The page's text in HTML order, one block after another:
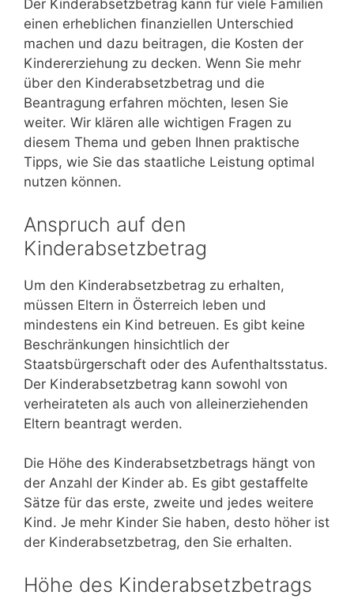
Der Kinderabsetzbetrag kann für viele Familien
einen erheblichen finanziellen Unterschied
machen und dazu beitragen, die Kosten der
Kindererziehung zu decken. Wenn Sie mehr
über den Kinderabsetzbetrag und die
Beantragung erfahren möchten, lesen Sie
weiter. Wir klären alle wichtigen Fragen zu
diesem Thema und geben Ihnen praktische
Tipps, wie Sie das staatliche Leistung optimal
nutzen können.
Anspruch auf den
Kinderabsetzbetrag
Um den Kinderabsetzbetrag zu erhalten,
müssen Eltern in Österreich leben und
mindestens ein Kind betreuen. Es gibt keine
Beschränkungen hinsichtlich der
Staatsbürgerschaft oder des Aufenthaltsstatus.
Der Kinderabsetzbetrag kann sowohl von
verheirateten als auch von alleinerziehenden
Eltern beantragt werden.
Die Höhe des Kinderabsetzbetrags hängt von
der Anzahl der Kinder ab. Es gibt gestaffelte
Sätze für das erste, zweite und jedes weitere
Kind. Je mehr Kinder Sie haben, desto höher ist
der Kinderabsetzbetrag, den Sie erhalten.
Höhe des Kinderabsetzbetrags